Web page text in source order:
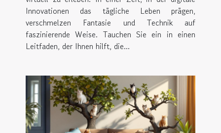
Innovationen das tägliche Leben prägen,
verschmelzen Fantasie und Technik auf
faszinierende Weise. Tauchen Sie ein in einen
Leitfaden, der Ihnen hilft, die...